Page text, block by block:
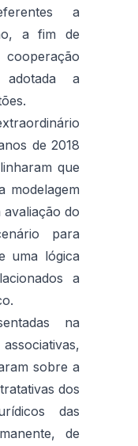
a
a fim de
a
de 2018
que
modelagem
do
para
uma lógica
a
na
sobre a
dos
das
de